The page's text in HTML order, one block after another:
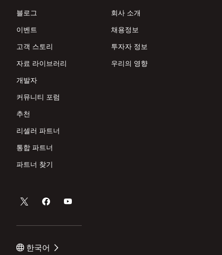
블로그
이벤트
고객 스토리
자료 라이브러리
개발자
커뮤니티 포럼
추천
리셀러 파트너
통합 파트너
파트너 찾기
회사 소개
채용정보
투자자 정보
우리의 영향
한국어